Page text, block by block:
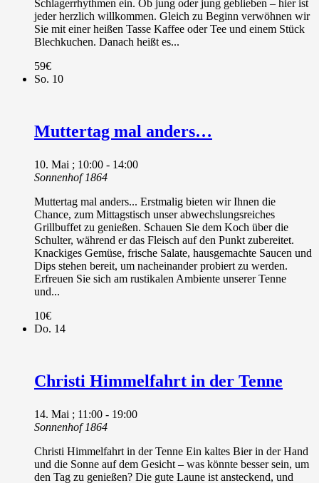
Schlagerrhythmen ein. Ob jung oder jung geblieben – hier ist
jeder herzlich willkommen. Gleich zu Beginn verwöhnen wir
Sie mit einer heißen Tasse Kaffee oder Tee und einem Stück
Blechkuchen. Danach heißt es...
59€
So. 10
Muttertag mal anders…
10. Mai ; 10:00 - 14:00
Sonnenhof 1864
Muttertag mal anders... Erstmalig bieten wir Ihnen die
Chance, zum Mittagstisch unser abwechslungsreiches
Grillbuffet zu genießen. Schauen Sie dem Koch über die
Schulter, während er das Fleisch auf den Punkt zubereitet.
Knackiges Gemüse, frische Salate, hausgemachte Saucen und
Dips stehen bereit, um nacheinander probiert zu werden.
Erfreuen Sie sich am rustikalen Ambiente unserer Tenne
und...
10€
Do. 14
Christi Himmelfahrt in der Tenne
14. Mai ; 11:00 - 19:00
Sonnenhof 1864
Christi Himmelfahrt in der Tenne Ein kaltes Bier in der Hand
und die Sonne auf dem Gesicht – was könnte besser sein, um
den Tag zu genießen? Die gute Laune ist ansteckend, und